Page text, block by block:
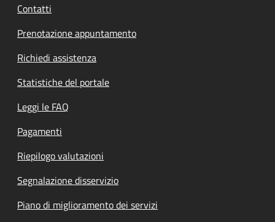
Contatti
Prenotazione appuntamento
Richiedi assistenza
Statistiche del portale
Leggi le FAQ
Pagamenti
Riepilogo valutazioni
Segnalazione disservizio
Piano di miglioramento dei servizi